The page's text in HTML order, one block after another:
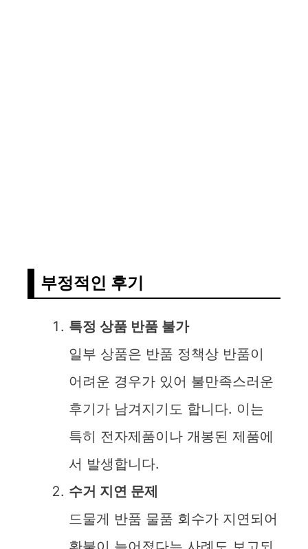
부정적인 후기
특정 상품 반품 불가
일부 상품은 반품 정책상 반품이
어려운 경우가 있어 불만족스러운
후기가 남겨지기도 합니다. 이는
특히 전자제품이나 개봉된 제품에
서 발생합니다.
수거 지연 문제
드물게 반품 물품 회수가 지연되어